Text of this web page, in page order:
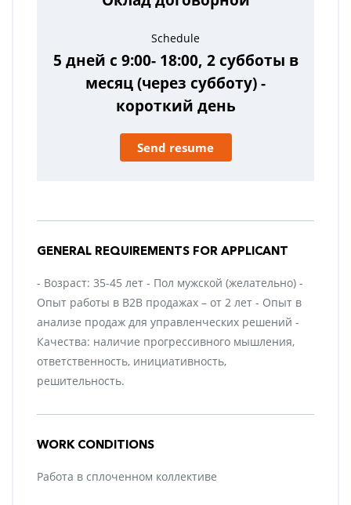
Schedule
5 дней с 9:00- 18:00, 2 субботы в
месяц (через субботу) -
короткий день
Send resume
GENERAL REQUIREMENTS FOR APPLICANT
- Возраст: 35-45 лет - Пол мужской (желательно) -
Опыт работы в B2B продажах – от 2 лет - Опыт в
анализе продаж для управленческих решений -
Качества: наличие прогрессивного мышления,
ответственность, инициативность,
решительность.
WORK CONDITIONS
Работа в сплоченном коллективе